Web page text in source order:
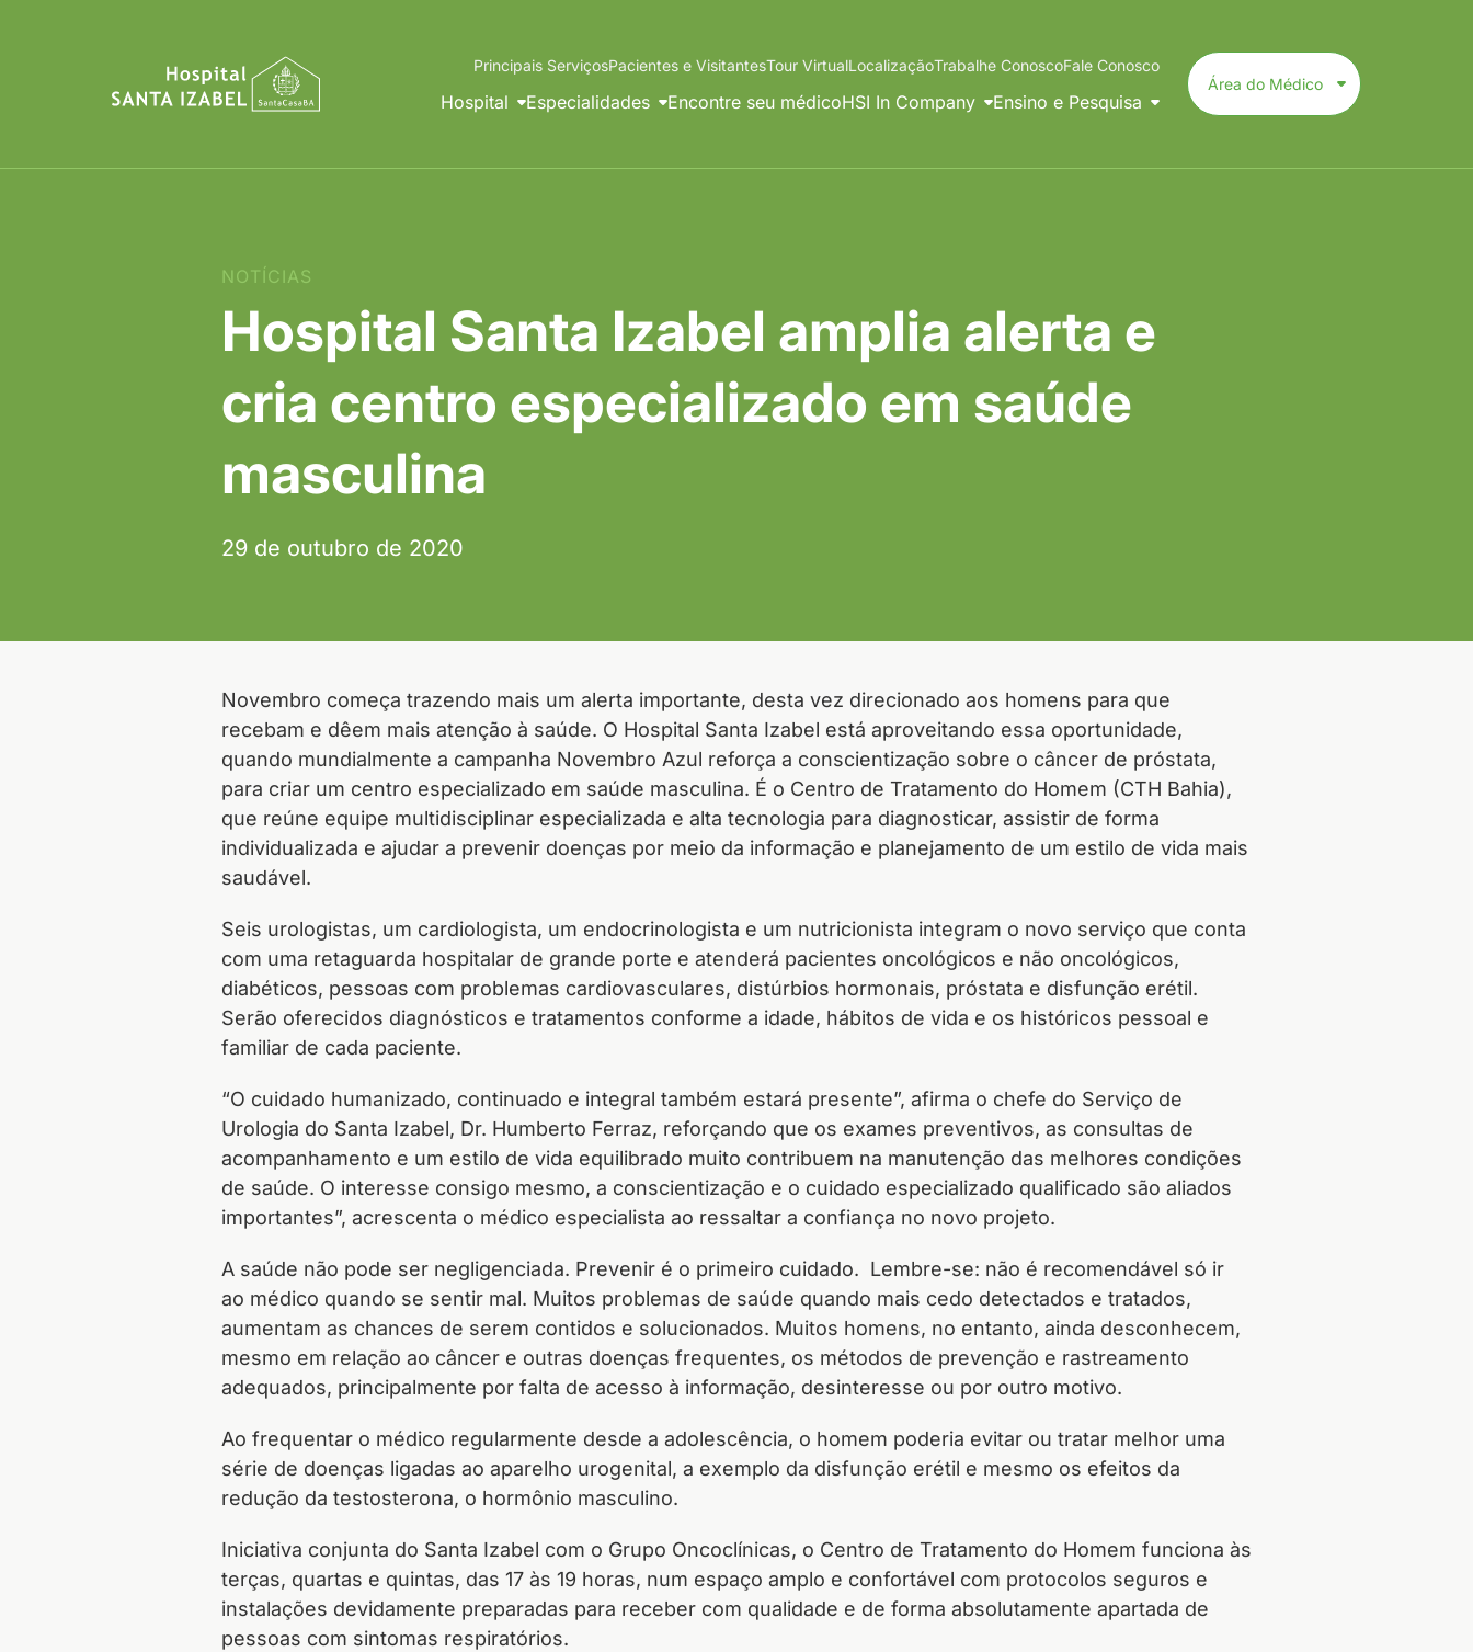
Principais ServiçosPacientes e VisitantesTour VirtualLocalizaçãoTrabalhe ConoscoFale Conosco
Hospital Especialidades Encontre seu médicoHSI In Company Ensino e Pesquisa
Área do Médico
NOTÍCIAS
Hospital Santa Izabel amplia alerta e
cria centro especializado em saúde
masculina
29 de outubro de 2020
Novembro começa trazendo mais um alerta importante, desta vez direcionado aos homens para que
recebam e dêem mais atenção à saúde. O Hospital Santa Izabel está aproveitando essa oportunidade,
quando mundialmente a campanha Novembro Azul reforça a conscientização sobre o câncer de próstata,
para criar um centro especializado em saúde masculina. É o Centro de Tratamento do Homem (CTH Bahia),
que reúne equipe multidisciplinar especializada e alta tecnologia para diagnosticar, assistir de forma
individualizada e ajudar a prevenir doenças por meio da informação e planejamento de um estilo de vida mais
saudável.
Seis urologistas, um cardiologista, um endocrinologista e um nutricionista integram o novo serviço que conta
com uma retaguarda hospitalar de grande porte e atenderá pacientes oncológicos e não oncológicos,
diabéticos, pessoas com problemas cardiovasculares, distúrbios hormonais, próstata e disfunção erétil.
Serão oferecidos diagnósticos e tratamentos conforme a idade, hábitos de vida e os históricos pessoal e
familiar de cada paciente.
“O cuidado humanizado, continuado e integral também estará presente”, afirma o chefe do Serviço de
Urologia do Santa Izabel, Dr. Humberto Ferraz, reforçando que os exames preventivos, as consultas de
acompanhamento e um estilo de vida equilibrado muito contribuem na manutenção das melhores condições
de saúde. O interesse consigo mesmo, a conscientização e o cuidado especializado qualificado são aliados
importantes”, acrescenta o médico especialista ao ressaltar a confiança no novo projeto.
A saúde não pode ser negligenciada. Prevenir é o primeiro cuidado. Lembre-se: não é recomendável só ir
ao médico quando se sentir mal. Muitos problemas de saúde quando mais cedo detectados e tratados,
aumentam as chances de serem contidos e solucionados. Muitos homens, no entanto, ainda desconhecem,
mesmo em relação ao câncer e outras doenças frequentes, os métodos de prevenção e rastreamento
adequados, principalmente por falta de acesso à informação, desinteresse ou por outro motivo.
Ao frequentar o médico regularmente desde a adolescência, o homem poderia evitar ou tratar melhor uma
série de doenças ligadas ao aparelho urogenital, a exemplo da disfunção erétil e mesmo os efeitos da
redução da testosterona, o hormônio masculino.
Iniciativa conjunta do Santa Izabel com o Grupo Oncoclínicas, o Centro de Tratamento do Homem funciona às
terças, quartas e quintas, das 17 às 19 horas, num espaço amplo e confortável com protocolos seguros e
instalações devidamente preparadas para receber com qualidade e de forma absolutamente apartada de
pessoas com sintomas respiratórios.